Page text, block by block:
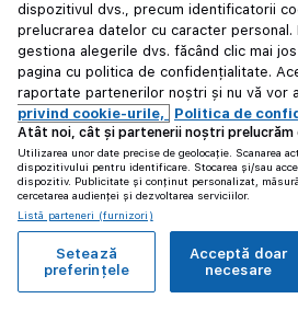
dispozitivul dvs., precum identificatorii
prelucrarea datelor cu caracter personal.
gestiona alegerile dvs. făcând clic mai
pagina cu politica de confidențialitate.
raportate partenerilor noștri și nu vă vor
privind cookie-urile,
Politica de
Atât noi, cât și partenerii noștri prelucrăm
Utilizarea unor date precise de geolocație. Scanarea
dispozitivului pentru identificare. Stocarea și/sau
dispozitiv. Publicitate și conținut personalizat,
cercetarea audienței și dezvoltarea serviciilor.
Listă parteneri (furnizori)
Acceptă doar
necesare
Setează
preferințele